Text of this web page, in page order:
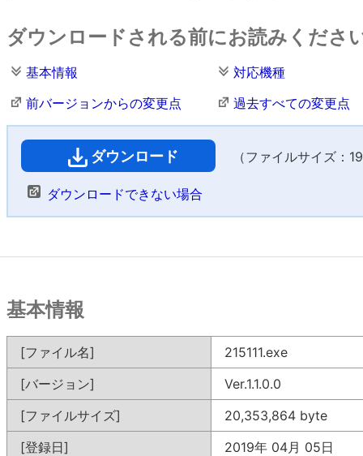
ダウンロードされる前にお読みくださ
基本情報
対応機種
前バージョンからの変更点
過去すべての変更点
ダウンロード （ファイルサイズ：
ダウンロードできない場合
基本情報
[ファイル名]
215111.exe
[バージョン]
Ver.1.1.0.0
[ファイルサイズ]
20,353,864 byte
[登録日]
2019年 04月 05日